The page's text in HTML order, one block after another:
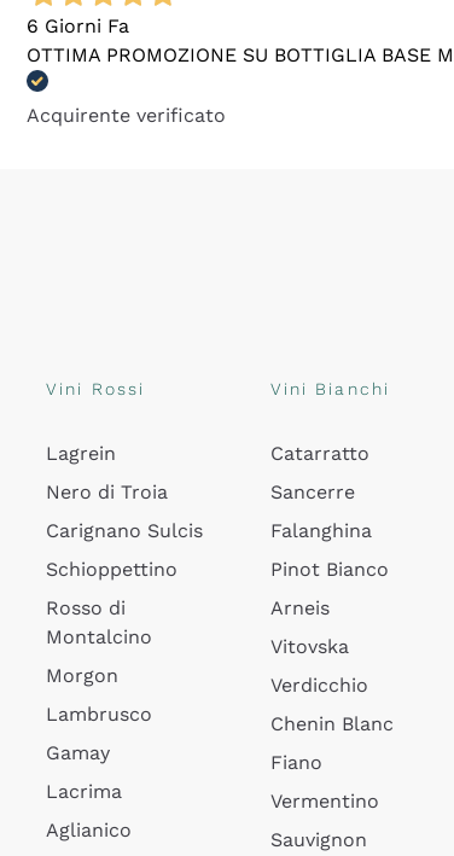
6 Giorni Fa
OTTIMA PROMOZIONE SU BOTTIGLIA BASE
Acquirente verificato
Vini Rossi
Lagrein
Nero di Troia
Carignano Sulcis
Schioppettino
Rosso di
Montalcino
Morgon
Lambrusco
Gamay
Lacrima
Aglianico
Vini Bianchi
Catarratto
Sancerre
Falanghina
Pinot Bianco
Arneis
Vitovska
Verdicchio
Chenin Blanc
Fiano
Vermentino
Sauvignon